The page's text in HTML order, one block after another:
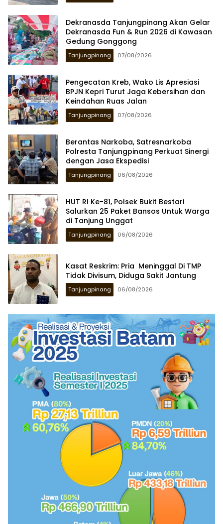
Dekranasda Tanjungpinang Akan Gelar
Dekranasda Fun & Run 2026 di Kawasan
Gedung Gonggong
Tanjungpinang 07/08/2026
Pengecatan Kreb, Wako Lis Apresiasi
BPJN Kepri Turut Jaga Kebersihan dan
Keindahan Ruas Jalan
Tanjungpinang 07/08/2026
Berantas Narkoba, Satresnarkoba
Polresta Tanjungpinang Perkuat Sinergi
dengan Jasa Ekspedisi
Tanjungpinang 06/08/2026
HUT RI Ke-81, Polsek Bukit Bestari
Salurkan 25 Paket Bansos Untuk Warga
di Tanjung Unggat
Tanjungpinang 06/08/2026
Kasat Reskrim: Pria Meninggal Di TMP
Tidak Divisum, Diduga Sakit Jantung
Tanjungpinang 06/08/2026